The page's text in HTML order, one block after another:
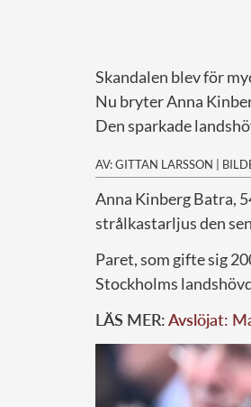
Skandalen blev för
Nu bryter Anna
Den sparkade
AV: GITTAN LARSSON |
Anna Kinberg Batra,
strålkastarljus den
Paret, som gifte sig
Stockholms
LÄS MER:Avslöjat: